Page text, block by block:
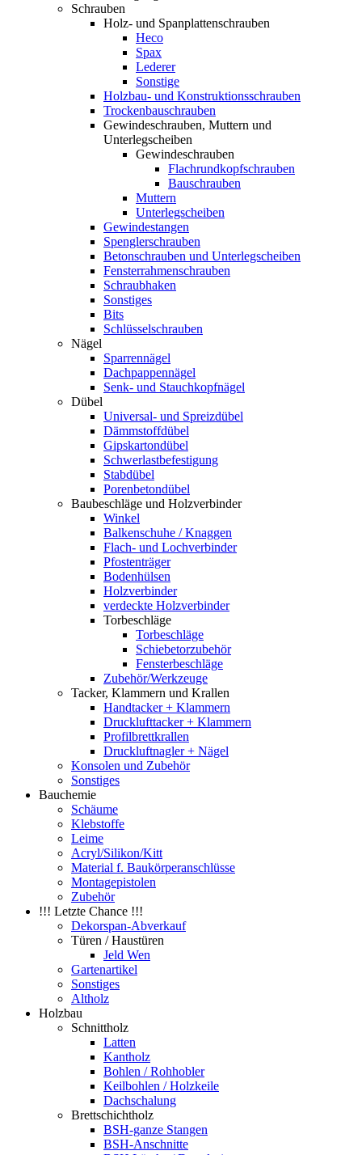
Schrauben
Holz- und Spanplattenschrauben
Heco
Spax
Lederer
Sonstige
Holzbau- und Konstruktionsschrauben
Trockenbauschrauben
Gewindeschrauben, Muttern und
Unterlegscheiben
Gewindeschrauben
Flachrundkopfschrauben
Bauschrauben
Muttern
Unterlegscheiben
Gewindestangen
Spenglerschrauben
Betonschrauben und Unterlegscheiben
Fensterrahmenschrauben
Schraubhaken
Sonstiges
Bits
Schlüsselschrauben
Nägel
Sparrennägel
Dachpappennägel
Senk- und Stauchkopfnägel
Dübel
Universal- und Spreizdübel
Dämmstoffdübel
Gipskartondübel
Schwerlastbefestigung
Stabdübel
Porenbetondübel
Baubeschläge und Holzverbinder
Winkel
Balkenschuhe / Knaggen
Flach- und Lochverbinder
Pfostenträger
Bodenhülsen
Holzverbinder
verdeckte Holzverbinder
Torbeschläge
Torbeschläge
Schiebetorzubehör
Fensterbeschläge
Zubehör/Werkzeuge
Tacker, Klammern und Krallen
Handtacker + Klammern
Drucklufttacker + Klammern
Profilbrettkrallen
Druckluftnagler + Nägel
Konsolen und Zubehör
Sonstiges
Bauchemie
Schäume
Klebstoffe
Leime
Acryl/Silikon/Kitt
Material f. Baukörperanschlüsse
Montagepistolen
Zubehör
!!! Letzte Chance !!!
Dekorspan-Abverkauf
Türen / Haustüren
Jeld Wen
Gartenartikel
Sonstiges
Altholz
Holzbau
Schnittholz
Latten
Kantholz
Bohlen / Rohhobler
Keilbohlen / Holzkeile
Dachschalung
Brettschichtholz
BSH-ganze Stangen
BSH-Anschnitte